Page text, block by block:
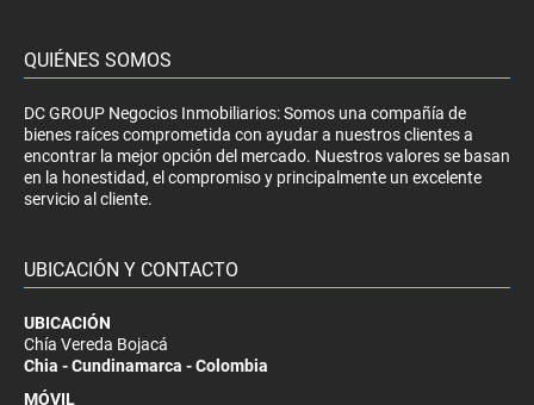
QUIÉNES SOMOS
DC GROUP Negocios Inmobiliarios: Somos una compañía de
bienes raíces comprometida con ayudar a nuestros clientes a
encontrar la mejor opción del mercado. Nuestros valores se basan
en la honestidad, el compromiso y principalmente un excelente
servicio al cliente.
UBICACIÓN Y CONTACTO
UBICACIÓN
Chía Vereda Bojacá
Chia - Cundinamarca - Colombia
MÓVIL